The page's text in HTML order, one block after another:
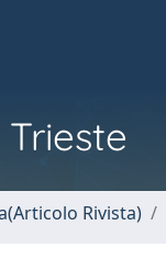
Rivista)